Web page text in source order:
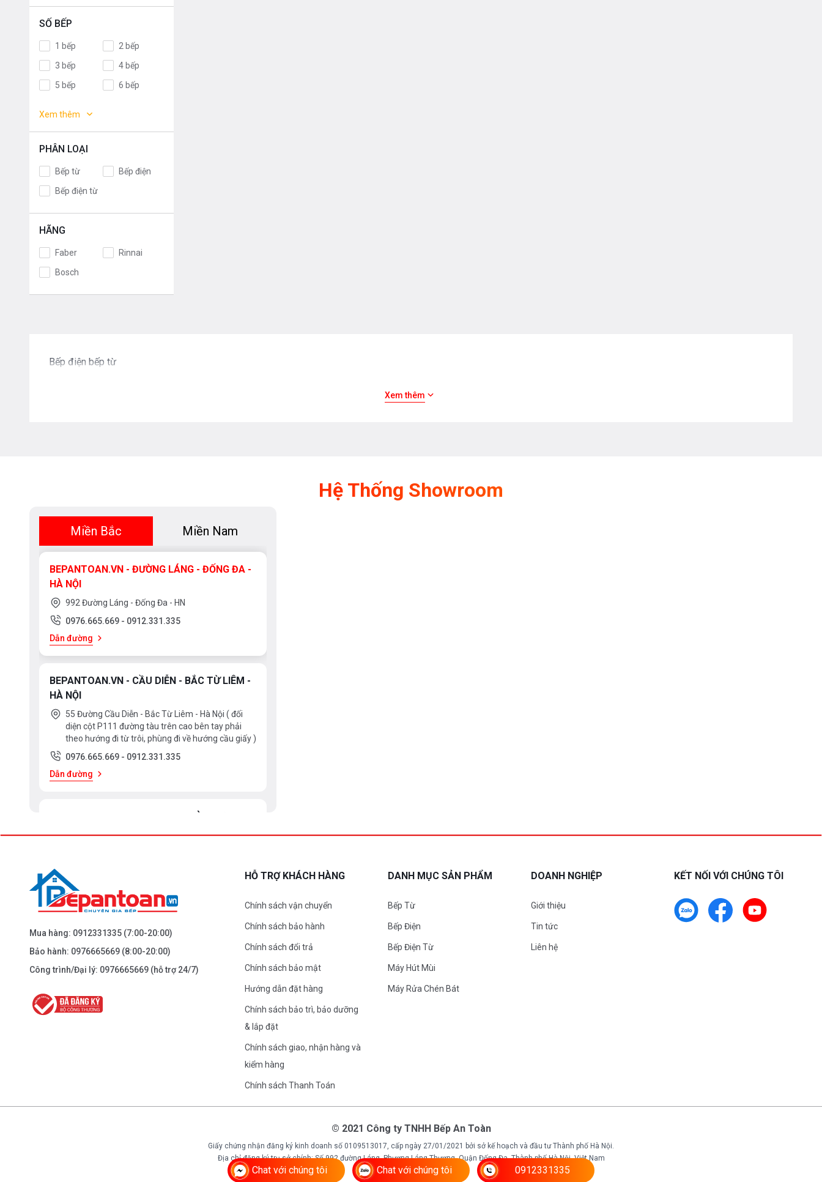
Russia
Malaysia
Korea
EU
Spain
China
Mỹ
Chính Hãng
SỐ BẾP
1 bếp
2 bếp
3 bếp
4 bếp
5 bếp
6 bếp
điểm
Xem thêm
PHÂN LOẠI
Bếp từ
Bếp điện
Bếp điện từ
HÃNG
Faber
Rinnai
Bosch
Bếp điện bếp từ
Xem thêm
Hệ Thống Showroom
Miền Bắc Miền Nam
BEPANTOAN.VN - ĐƯỜNG LÁNG - ĐỐNG ĐA -
HÀ NỘI
992 Đường Láng - Đống Đa - HN
0976.665.669 - 0912.331.335
Dẫn đường
BEPANTOAN.VN - CẦU DIỄN - BẮC TỪ LIÊM -
HÀ NỘI
55 Đường Cầu Diễn - Bắc Từ Liêm - Hà Nội ( đối
diện cột P111 đường tàu trên cao bên tay phải
theo hướng đi từ trôi, phùng đi về hướng cầu giấy )
0976.665.669 - 0912.331.335
Dẫn đường
BEPANTOAN.VN - ĐẠI LA - HAI BÀ TRƯNG -
Dẫn đường
BEPANTOAN.VN - NGUYỄN TRÃI - THANH
Dẫn đường
BEPANTOAN.VN - NGUYỄN VĂN CỪ - LONG
Mua hàng: 0912331335 (7:00-20:00)
Bảo hành: 0976665669 (8:00-20:00)
Công trình/Đại lý: 0976665669 (hỗ trợ 24/7)
HỖ TRỢ KHÁCH HÀNG
Chính sách vận chuyển
Chính sách bảo hành
Chính sách đổi trả
Chính sách bảo mật
Hướng dẫn đặt hàng
Chính sách bảo trì, bảo dưỡng
& lắp đặt
Chính sách giao, nhận hàng và
kiểm hàng
Chính sách Thanh Toán
DANH MỤC SẢN PHẨM
Bếp Từ
Bếp Điện
Bếp Điện Từ
Máy Hút Mùi
Máy Rửa Chén Bát
DOANH NGHIỆP
Giới thiệu
Tin tức
Liên hệ
KẾT NỐI VỚI CHÚNG TÔI
© 2021 Công ty TNHH Bếp An Toàn
Giấy chứng nhận đăng ký kinh doanh số 0109513017, cấp ngày 27/01/2021 bởi sở kế hoạch và đầu tư Thành phố Hà Nội.
Địa chỉ đăng ký trụ sở chính: Số 992 đường Láng, Phương Láng Thượng, Quận Đống Đa, Thành phố Hà Nội, Việt Nam
Chat với chúng tôi Chat với chúng tôi 0912331335